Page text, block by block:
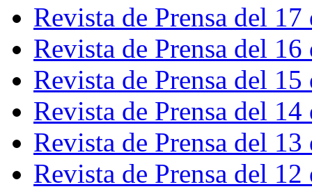
Revista de Prensa del
Revista de Prensa del
Revista de Prensa del
Revista de Prensa del
Revista de Prensa del
Revista de Prensa del